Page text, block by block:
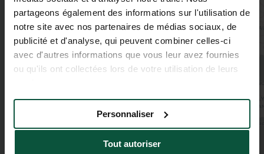
partageons également des informations sur l'utilisation de
notre site avec nos partenaires de médias sociaux, de
publicité et d'analyse, qui peuvent combiner celles-ci
avec d'autres informations que vous leur avez fournies
ou qu'ils ont collectées lors de votre utilisation de leurs
Tout autoriser
Personnaliser